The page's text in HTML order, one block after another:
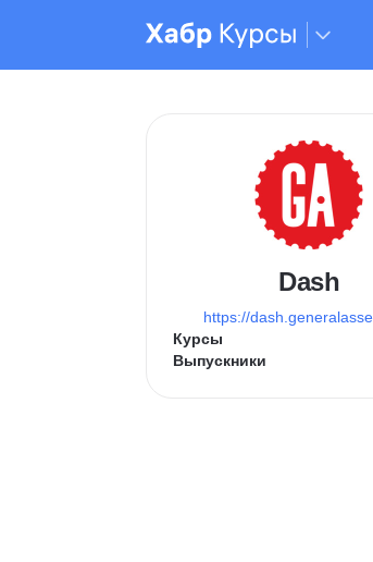
Dash
https://
Курсы
Выпускники